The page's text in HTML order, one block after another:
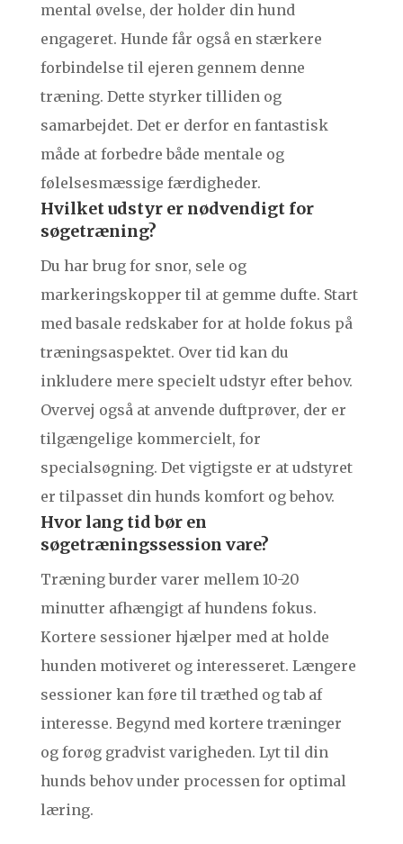
mental øvelse, der holder din hund
engageret. Hunde får også en stærkere
forbindelse til ejeren gennem denne
træning. Dette styrker tilliden og
samarbejdet. Det er derfor en fantastisk
måde at forbedre både mentale og
følelsesmæssige færdigheder.
Hvilket udstyr er nødvendigt for
søgetræning?
Du har brug for snor, sele og
markeringskopper til at gemme dufte. Start
med basale redskaber for at holde fokus på
træningsaspektet. Over tid kan du
inkludere mere specielt udstyr efter behov.
Overvej også at anvende duftprøver, der er
tilgængelige kommercielt, for
specialsøgning. Det vigtigste er at udstyret
er tilpasset din hunds komfort og behov.
Hvor lang tid bør en
søgetræningssession vare?
Træning burder varer mellem 10-20
minutter afhængigt af hundens fokus.
Kortere sessioner hjælper med at holde
hunden motiveret og interesseret. Længere
sessioner kan føre til træthed og tab af
interesse. Begynd med kortere træninger
og forøg gradvist varigheden. Lyt til din
hunds behov under processen for optimal
læring.